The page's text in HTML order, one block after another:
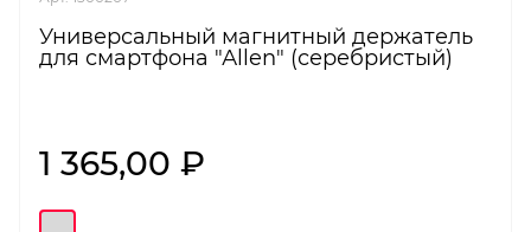
Универсальный магнитный держатель
для смартфона "Аllen" (серебристый)
1 365,00 ₽